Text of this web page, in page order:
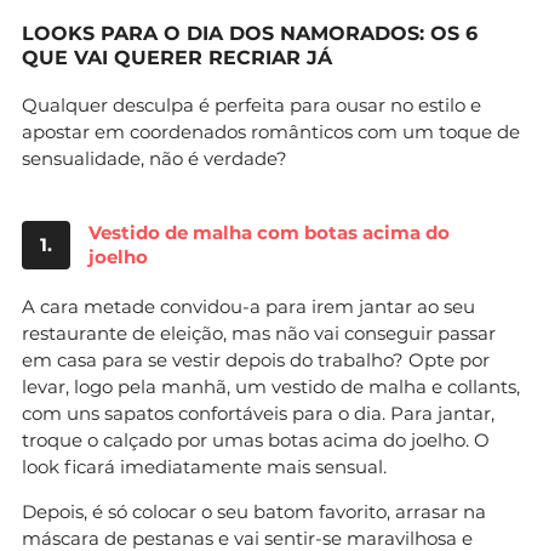
LOOKS PARA O DIA DOS NAMORADOS: OS 6
QUE VAI QUERER RECRIAR JÁ
Qualquer desculpa é perfeita para ousar no estilo e
apostar em coordenados românticos com um toque de
sensualidade, não é verdade?
1.
Vestido de malha com botas acima do
joelho
A cara metade convidou-a para irem jantar ao seu
restaurante de eleição, mas não vai conseguir passar
em casa para se vestir depois do trabalho? Opte por
levar, logo pela manhã, um vestido de malha e collants,
com uns sapatos confortáveis para o dia. Para jantar,
troque o calçado por umas botas acima do joelho. O
look ficará imediatamente mais sensual.
Depois, é só colocar o seu batom favorito, arrasar na
máscara de pestanas e vai sentir-se maravilhosa e